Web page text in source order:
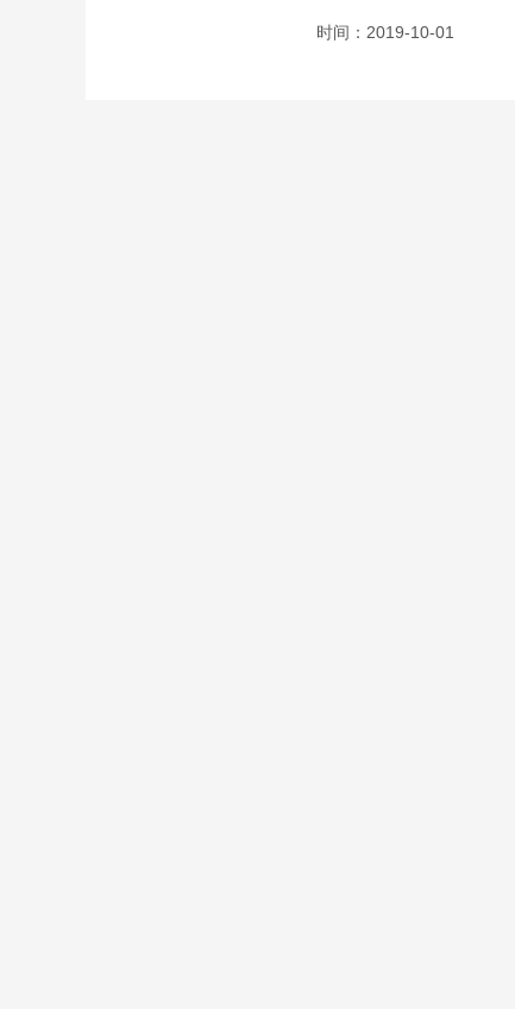
经营，那么这款游戏在哪
时间：2019-10-01